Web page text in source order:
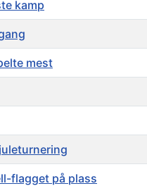
kamp
mest
flagget på plass